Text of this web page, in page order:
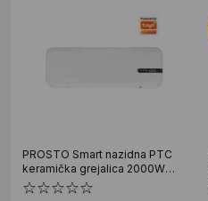
PROSTO Smart nazidna PTC
keramička grejalica 2000W
FKF2022ET